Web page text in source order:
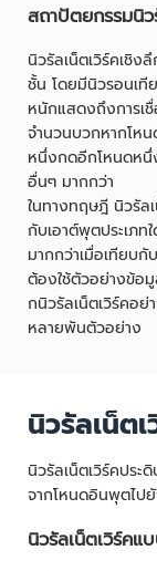
สถาปัตยกรรมนิว
นิวรัลเน็ตเวิร์คเชิง
ชั้น โดยมีนิวรอนเที
หนักแสดงถึงการเ
จำนวนบวกหากโห
หนึ่งกดอีกโหนดหนึ่
อื่นๆ มากกว่า
ในทางทฤษฎี นิวรัล
กับเอาต์พุตประเภ
มากกว่าเมื่อเทียบ
ต้องใช้ตัวอย่างข้อ
กนิวรัลเน็ตเวิร์คอ
หลายพันตัวอย่าง
นิวรัลเน็ต
นิวรัลเน็ตเวิร์คประ
จากโหนดอินพุตไป
นิวรัลเน็ตเวิร์ค